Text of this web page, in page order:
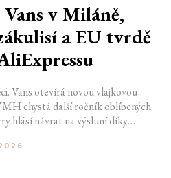
v Miláně,
a EU tvrdě
Vans otevírá novou vlajkovou
chystá další ročník oblíbených
hlásí návrat na výsluní díky